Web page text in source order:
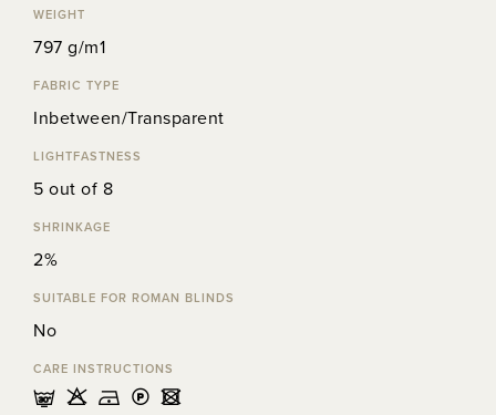
WEIGHT
797 g/m1
FABRIC TYPE
Inbetween/Transparent
LIGHTFASTNESS
5 out of 8
SHRINKAGE
2%
SUITABLE FOR ROMAN BLINDS
No
CARE INSTRUCTIONS
mHDLU